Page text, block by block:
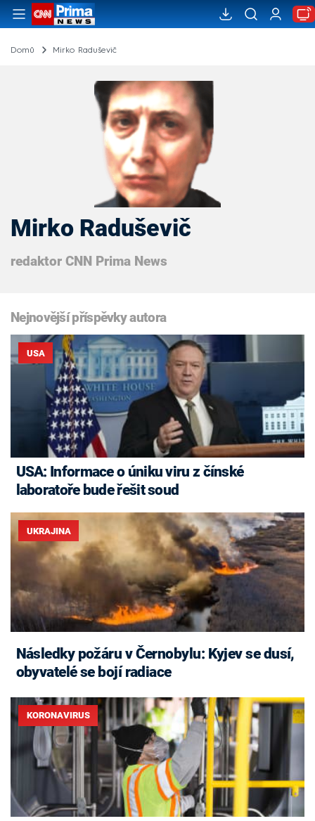
Domů Mirko Raduševič
Mirko Raduševič
redaktor CNN Prima News
Nejnovější příspěvky autora
USA: Informace o úniku viru z čínské
laboratoře bude řešit soud
USA
UKRAJINA
Následky požáru v Černobylu: Kyjev se dusí,
obyvatelé se bojí radiace
KORONAVIRUS